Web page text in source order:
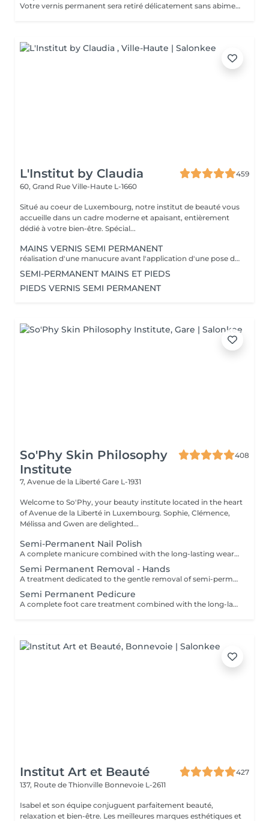
Votre vernis permanent sera retiré délicatement sans abimer vos ongles. La manucure est un soin des mains comprenant le limage des ongles, la pousse et la coupe des cuticules, massage avec crème de soin et application d'un vernis transparent si désiré.
L'Institut by Claudia
459
60, Grand Rue Ville-Haute L-1660
Situé au coeur de Luxembourg, notre institut de beauté vous
accueille dans un cadre moderne et apaisant, entièrement
dédié à votre bien-être. Spécial...
MAINS VERNIS SEMI PERMANENT
réalisation d'une manucure avant l'application d'une pose de vernis semi permanent tenue entre 2-3 semaines un supplément sera calculé pour la réalisation d'une french ou décor
SEMI-PERMANENT MAINS ET PIEDS
PIEDS VERNIS SEMI PERMANENT
So'Phy Skin Philosophy
Institute
408
7, Avenue de la Liberté Gare L-1931
Welcome to So'Phy, your beauty institute located in the heart
of Avenue de la Liberté in Luxembourg. Sophie, Clémence,
Mélissa and Gwen are delighted...
Semi-Permanent Nail Polish
A complete manicure combined with the long-lasting wear of semi-permanent nail polish. The treatment begins with full nail preparation, including shaping, cuticle care and preparation of the natural nail to ensure a clean and long-lasting result. The semi-permanent polish is then applied to provide a glossy, elegant and durable finish. Nails look neat and refined, with long-lasting wear for several weeks. Ideal for combining beauty, comfort and everyday practicality.
Semi Permanent Removal - Hands
A treatment dedicated to the gentle removal of semi-permanent nail polish, carried out with care to preserve the quality of the natural nail. The removal is followed by nail shaping and cuticle care to restore a clean and well-groomed result. A protective base is then applied to strengthen the nail, completed with a nourishing oil to hydrate and enhance the cuticles. Nails are left clean, cared for and protected. Ideal for taking a break while maintaining healthy nails. This service is only available for semi-permanent nail polish applied at the institute.
Semi Permanent Pedicure
A complete foot care treatment combined with the long-lasting wear of semi-permanent nail polish. The treatment begins with nail preparation, including cuticle care, shaping and callus care if needed, to ensure a clean and well-groomed result. The semi-permanent polish is then applied to provide a glossy, elegant and durable finish. Feet look neat and perfectly cared for, with long-lasting results that remain flawless for several weeks. Ideal for maintaining clean, comfortable and elegant feet every day.
Institut Art et Beauté
427
137, Route de Thionville Bonnevoie L-2611
Isabel et son équipe conjuguent parfaitement beauté,
relaxation et bien-être. Les meilleures marques esthétiques et